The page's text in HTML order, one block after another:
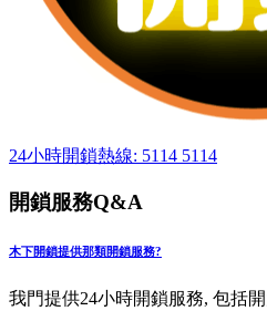
24小時開鎖熱線: 5114 5114
開鎖服務Q&A
木下開鎖提供那類開鎖服務?
我門提供24小時開鎖服務, 包括